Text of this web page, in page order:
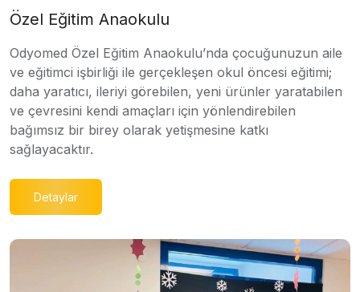
Özel Eğitim Anaokulu
Odyomed Özel Eğitim Anaokulu’nda çocuğunuzun aile
ve eğitimci işbirliği ile gerçekleşen okul öncesi eğitimi;
daha yaratıcı, ileriyi görebilen, yeni ürünler yaratabilen
ve çevresini kendi amaçları için yönlendirebilen
bağımsız bir birey olarak yetişmesine katkı
sağlayacaktır.
Detaylar